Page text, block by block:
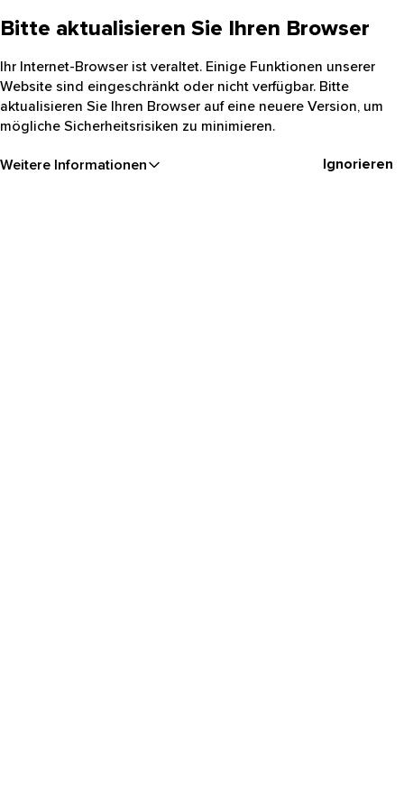
Bitte aktualisieren Sie Ihren Browser
Ihr Internet-Browser ist veraltet. Einige Funktionen unserer
Website sind eingeschränkt oder nicht verfügbar. Bitte
aktualisieren Sie Ihren Browser auf eine neuere Version, um
mögliche Sicherheitsrisiken zu minimieren.
Weitere Informationen Ignorieren